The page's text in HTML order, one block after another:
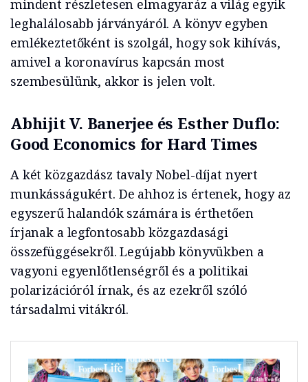
mindent részletesen elmagyaráz a világ egyik
leghalálosabb járványáról. A könyv egyben
emlékeztetőként is szolgál, hogy sok kihívás,
amivel a koronavírus kapcsán most
szembesülünk, akkor is jelen volt.
Abhijit V. Banerjee és Esther Duflo:
Good Economics for Hard Times
A két közgazdász tavaly Nobel-díjat nyert
munkásságukért. De ahhoz is értenek, hogy az
egyszerű halandók számára is érthetően
írjanak a legfontosabb közgazdasági
összefüggésekről. Legújabb könyvükben a
vagyoni egyenlőtlenségről és a politikai
polarizációról írnak, és az ezekről szóló
társadalmi vitákról.